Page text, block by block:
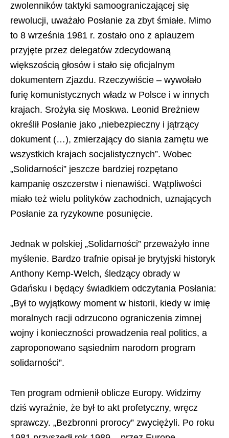
zwolenników taktyki samoograniczającej się
rewolucji, uważało Posłanie za zbyt śmiałe. Mimo
to 8 września 1981 r. zostało ono z aplauzem
przyjęte przez delegatów zdecydowaną
większością głosów i stało się oficjalnym
dokumentem Zjazdu. Rzeczywiście – wywołało
furię komunistycznych władz w Polsce i w innych
krajach. Srożyła się Moskwa. Leonid Breżniew
określił Posłanie jako „niebezpieczny i jątrzący
dokument (…), zmierzający do siania zamętu we
wszystkich krajach socjalistycznych”. Wobec
„Solidarności” jeszcze bardziej rozpętano
kampanię oszczerstw i nienawiści. Wątpliwości
miało też wielu polityków zachodnich, uznających
Posłanie za ryzykowne posunięcie.
Jednak w polskiej „Solidarności” przeważyło inne
myślenie. Bardzo trafnie opisał je brytyjski historyk
Anthony Kemp-Welch, śledzący obrady w
Gdańsku i będący świadkiem odczytania Posłania:
„Był to wyjątkowy moment w historii, kiedy w imię
moralnych racji odrzucono ograniczenia zimnej
wojny i konieczności prowadzenia real politics, a
zaproponowano sąsiednim narodom program
solidarności”.
Ten program odmienił oblicze Europy. Widzimy
dziś wyraźnie, że był to akt profetyczny, wręcz
sprawczy. „Bezbronni prorocy” zwyciężyli. Po roku